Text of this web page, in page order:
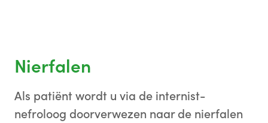
Nierfalen
Als patiënt wordt u via de internist-
nefroloog doorverwezen naar de nierfalen